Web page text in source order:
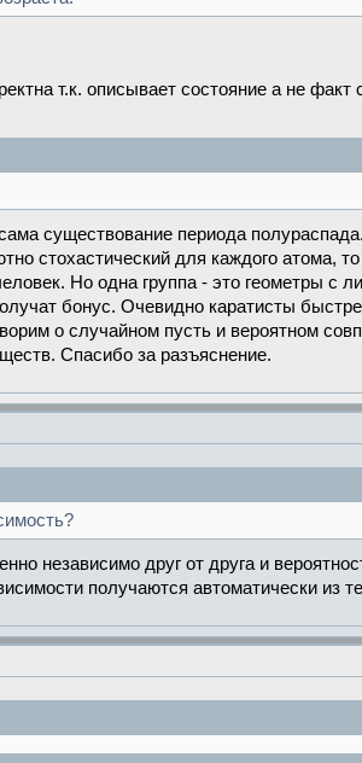
т.к. описывает состояние а не
существование периода
стохастический для каждого атома,
Но одна группа - это геометры с
бонус. Очевидно каратисты
о случайном пусть и вероятном
Спасибо за разъяснение.
независимо друг от друга и
получаются автоматически из